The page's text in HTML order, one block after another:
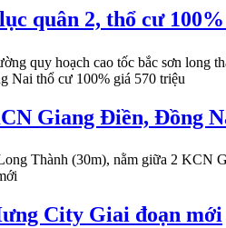
quân 2, thổ cư
quy hoạch cao tốc bắc sơn long
Giang Điền, Đồng
Thành (30m), nằm giữa 2 KCN
City Giai đoạn mới